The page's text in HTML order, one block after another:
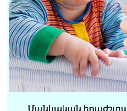
Մանկական